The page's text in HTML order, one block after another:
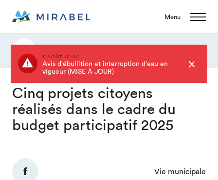
Menu
3 AOÛT 10:20
Avis d'ébullition et interruption d'eau en
vigueur (MISE À JOUR)
Cinq projets citoyens
réalisés dans le cadre du
budget participatif 2025
Vie municipale